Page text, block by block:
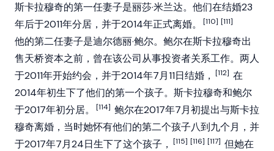
斯卡拉穆奇的第一任妻子是丽莎·米兰达。他们在结婚23
年后于2011年分居，并于2014年正式离婚。
[110] [111]
他的第二任妻子是迪尔德丽·鲍尔。鲍尔在斯卡拉穆奇出
售天桥资本之前，曾在该公司从事投资者关系工作。两人
于2011年开始约会，并于2014年7月11日结婚， [112] 在
2014年初生下了他们的第一个孩子。斯卡拉穆奇和鲍尔
于2017年初分居。
[114] 鲍尔在2017年7月初提出与斯卡拉
穆奇离婚，当时她怀有他们的第二个孩子八到九个月，并
于2017年7月24日生下了这个孩子， [115] [116] [117] 但她在